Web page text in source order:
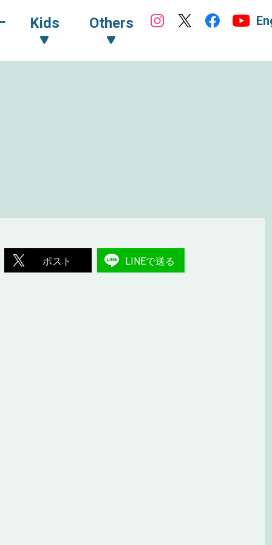
Kids Others
ポスト LINEで送る